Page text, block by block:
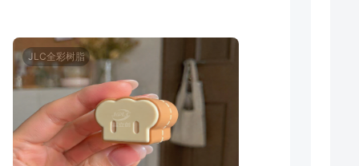
JLC全彩树脂